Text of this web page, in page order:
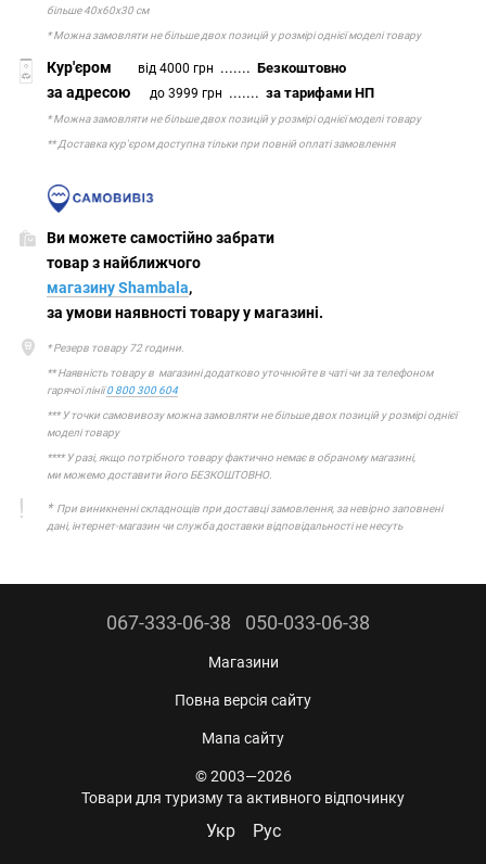
більше 40х60х30 см
* Можна замовляти не більше двох позицій у розмірі однієї моделі товару
Кур'єром від 4000 грн .......Безкоштовно
за адресою до 3999 грн .......за тарифами НП
* Можна замовляти не більше двох позицій у розмірі однієї моделі товару
** Доставка кур'єром доступна тільки при повній оплаті замовлення
Ви можете самостійно забрати
товар з найближчого
магазину Shambala,
за умови наявності товару у магазині.
* Резерв товару 72 години.
** Наявність товару в магазині додатково уточнюйте в чаті чи за телефоном
гарячої лінії0 800 300 604
*** У точки самовивозу можна замовляти не більше двох позицій у розмірі однієї
моделі товару
**** У разі, якщо потрібного товару фактично немає в обраному магазині,
ми можемо доставити його БЕЗКОШТОВНО.
*При виникненні складнощів при доставці замовлення, за невірно заповнені
дані, інтернет-магазин чи служба доставки відповідальності не несуть
067-333-06-38 050-033-06-38
Магазини
Повна версія сайту
Мапа сайту
© 2003—2026
Товари для туризму та активного відпочинку
Укр Рус